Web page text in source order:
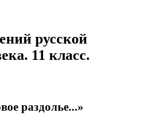
русской
11 класс.
раздолье...»